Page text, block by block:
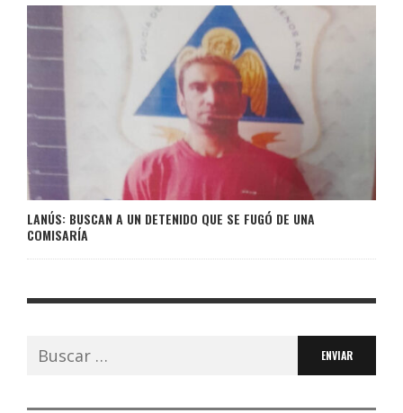
LANÚS: BUSCAN A UN DETENIDO QUE SE FUGÓ DE UNA
COMISARÍA
Buscar: